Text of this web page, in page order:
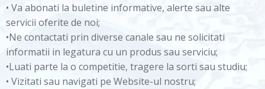
• Va abonati la buletine informative, alerte sau alte
servicii oferite de noi;
•Ne contactati prin diverse canale sau ne solicitati
informatii in legatura cu un produs sau serviciu;
•Luati parte la o competitie, tragere la sorti sau studiu;
• Vizitati sau navigati pe Website-ul nostru;